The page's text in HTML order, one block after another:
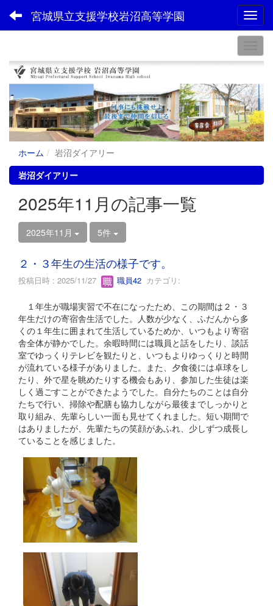
宮城県立支援学校岩沼高等学園
ホーム
岩沼ダイアリー
岩沼ダイアリー
2025年11月の記事一覧
2025年11月 5件
２・３年生の生活の様子です。
投稿日時 : 2025/11/27 職員42 カテゴリ:
１年生が職場実習で不在になったため、この期間は２・３
年生だけの寄宿舎生活でした。人数が少なく、ふだんから多
くの１年生に囲まれて生活しているためか、いつもより寄宿
舎全体が静かでした。余暇時間には職員と話をしたり、談話
室でゆっくりテレビを観たりと、いつもよりゆっくりと時間
が流れている様子がありました。また、夕食後には卓球をし
たり、外で星を眺めたりする機会もあり、参加した生徒は楽
しく過ごすことができたようでした。自分たちのことは自分
たちで行い、掃除や配膳も協力しながら最後までしっかりと
取り組み、先輩らしい一面も見せてくれました。短い期間で
はありましたが、先輩たちの笑顔があふれ、少しずつ成長し
ていることを感じました。